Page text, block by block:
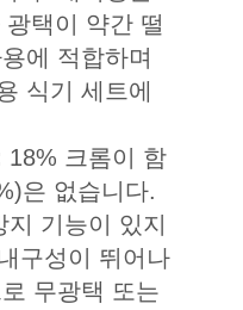
택이 약간 떨
에 적합하며
식기 세트에
18% 크롬이 함
은 없습니다.
기능이 있지
구성이 뛰어나
무광택 또는